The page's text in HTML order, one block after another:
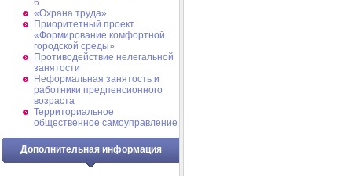
6
«Охрана труда»
Приоритетный проект
«Формирование комфортной
городской среды»
Противодействие нелегальной
занятости
Неформальная занятость и
работники предпенсионного
возраста
Территориальное
общественное самоуправление
Дополнительная информация